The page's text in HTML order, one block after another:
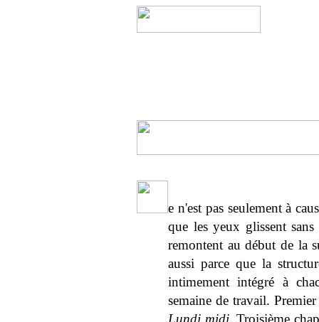
e n'est pas seulement à
que les yeux glissent
remontent au début de la
aussi parce que la
intimement intégré à
semaine de travail.
Lundi midi. Troisième